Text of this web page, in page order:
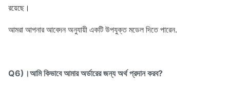
রয়েছে।
আমরা আপনার আবেদন অনুযায়ী একটি উপযুক্ত মডেল দিতে পারেন.
Q6)।আমি কিভাবে আমার অর্ডারের জন্য অর্থ প্রদান করব?